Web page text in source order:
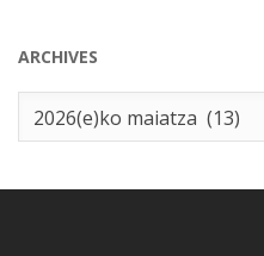
ARCHIVES
Archives
2026(e)ko maiatza (13)